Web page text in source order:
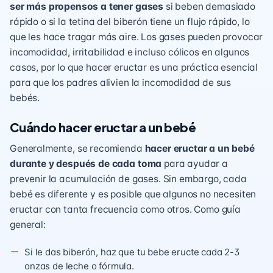
ser más propensos a tener gases si beben demasiado
rápido o si la tetina del biberón tiene un flujo rápido, lo
que les hace tragar más aire. Los gases pueden provocar
incomodidad, irritabilidad e incluso cólicos en algunos
casos, por lo que hacer eructar es una práctica esencial
para que los padres alivien la incomodidad de sus
bebés.
Cuándo hacer eructar a un bebé
Generalmente, se recomienda hacer eructar a un bebé
durante y después de cada toma para ayudar a
prevenir la acumulación de gases. Sin embargo, cada
bebé es diferente y es posible que algunos no necesiten
eructar con tanta frecuencia como otros. Como guía
general:
Si le das biberón, haz que tu bebe eructe cada 2-3
onzas de leche o fórmula.